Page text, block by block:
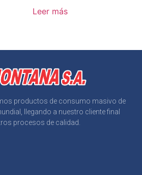
Leer más
productos de consumo masivo de
llegando a nuestro cliente final
procesos de calidad.